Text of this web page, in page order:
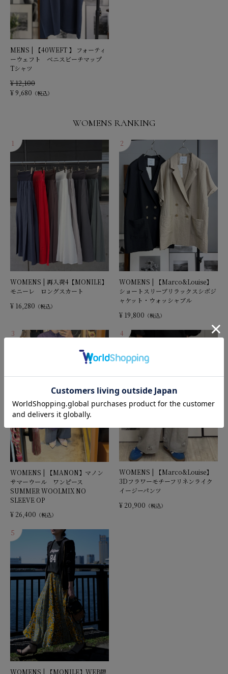
MENS | 【40WEFT 】 フォーティ
ーウェフト ベニスビーチマップ
Tシャツ
¥ 12,100
¥ 9,680 （税込）
WOMENS RANKING
WOMENS | 再入荷4【MONILE】
モニーレ ロングスカート
¥ 16,280 （税込）
WOMENS | 【Marco&Louise】
ショートスリーブリラックスシボジ
ャケット・ウォッシャブル
¥ 19,800 （税込）
WOMENS | 【MANON】マノン
サマーウール ワンピース
SUMMER WOOLMIX NO
SLEEVE OP
¥ 26,400 （税込）
WOMENS | 【Marco&Louise】
3Dフラワーモチーフリネンライク
イージーパンツ
¥ 20,900 （税込）
WOMENS | 【MONILE】WEB限